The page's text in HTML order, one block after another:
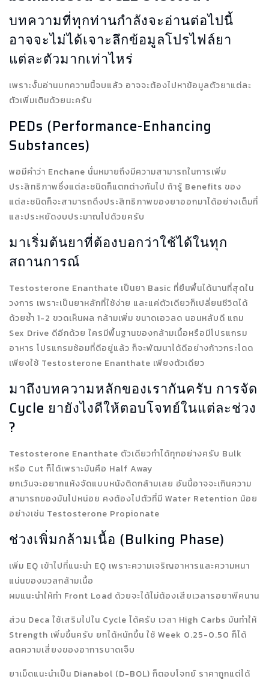
บทความที่ทุกท่านกำลังจะอ่านต่อไปนี้
อาจจะไม่ได้เจาะลึกข้อมูลโปรไฟล์ยา
แต่ละตัวมากเท่าไหร่
เพราะงั้นอ่านบทความนี้จบแล้ว อาจจะต้องไปหาข้อมูลตัวยาแต่ละ
ตัวเพิ่มเติมด้วยนะครับ
PEDs (Performance-Enhancing
Substances)
พอมีคำว่า Enchane นั่นหมายถึงมีความสามารถในการเพิ่ม
ประสิทธิภาพซึ่งแต่ละชนิดก็แตกต่างกันไป ถ้ารู้ Benefits ของ
แต่ละชนิดก็จะสามารถดึงประสิทธิภาพของยาออกมาได้อย่างเต็มที่
และประหยัดงบประมาณไปด้วยครับ
มาเริ่มต้นยาที่ต้องบอกว่าใช้ได้ในทุก
สถานการณ์
Testosterone Enanthate เป็นยา Basic ที่ยืนพื้นได้นานที่สุดใน
วงการ เพราะเป็นยาหลักที่ใช้ง่าย และแค่ตัวเดียวก็เปลี่ยนชีวิตได้
ด้วยซ้ำ 1-2 ขวดเห็นผล กล้ามเพิ่ม ขนาดเอวลด นอนหลับดี แถม
Sex Drive ดีอีกด้วย ใครมีพื้นฐานของกล้ามเนื้อหรือมีโปรแกรม
อาหาร โปรแกรมซ้อมที่ดีอยู่แล้ว ก็จะพัฒนาได้ดีอย่างก้าวกระโดด
เพียงใช้ Testosterone Enanthate เพียงตัวเดียว
มาถึงบทความหลักของเรากันครับ การจัด
Cycle ยายังไงดีให้ตอบโจทย์ในแต่ละช่วง
?
Testosterone Enanthate ตัวเดียวทำได้ทุกอย่างครับ Bulk
หรือ Cut ก็ได้เพราะมันคือ Half Away
ยกเว้นจะอยากแห้งจัดแบบหนังติดกล้ามเลย อันนี้อาจจะเกินความ
สามารถของมันไปหน่อย คงต้องไปตัวที่มี Water Retention น้อย
อย่างเช่น Testosterone Propionate
ช่วงเพิ่มกล้ามเนื้อ (Bulking Phase)
เพิ่ม EQ เข้าไปที่แนะนำ EQ เพราะความเจริญอาหารและความหนา
แน่นของมวลกล้ามเนื้อ
ผมแนะนำให้ทำ Front Load ด้วยจะได้ไม่ต้องเสียเวลารอยาพีคนาน
ส่วน Deca ใช้เสริมไปใน Cycle ได้ครับ เวลา High Carbs มันทำให้
Strength เพิ่มขึ้นครับ ยกได้หนักขึ้น ใช้ Week 0.25-0.50 ก็ได้
ลดความเสี่ยงของอาการบาดเจ็บ
ยาเม็ดแนะนำเป็น Dianabol (D-BOL) ก็ตอบโจทย์ ราคาถูกแต่ได้